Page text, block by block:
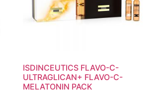
ISDINCEUTICS FLAVO-C-
ULTRAGLICAN+ FLAVO-C-
MELATONIN PACK